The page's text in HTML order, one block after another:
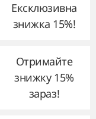
Ексклюзивна
знижка 15%!
Отримайте
знижку 15%
зараз!